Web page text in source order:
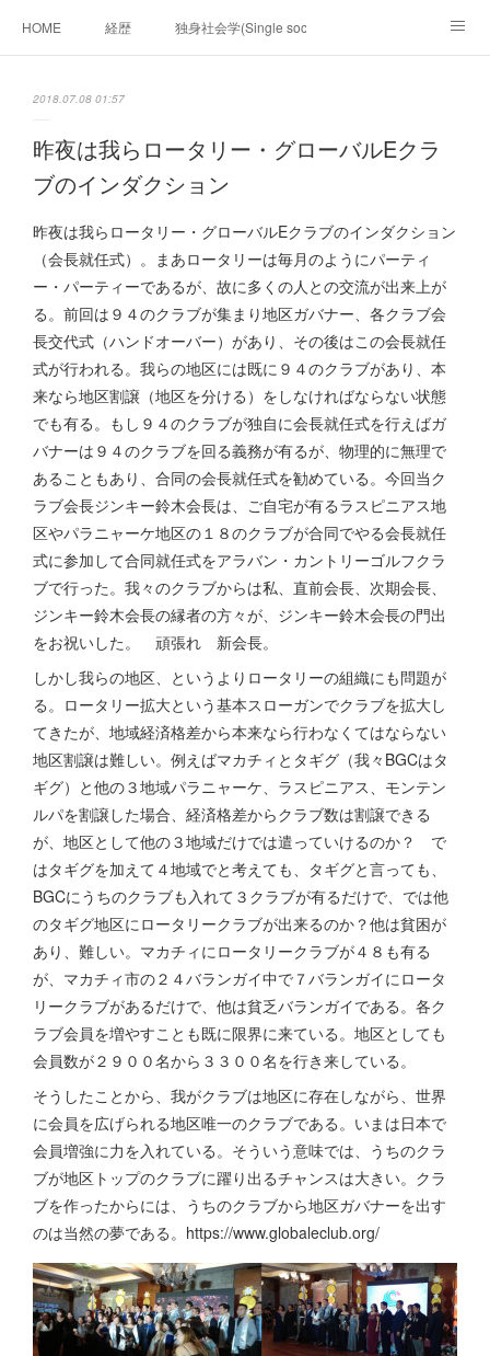
HOME 経歴 独身社会学(Single sociology)と高齢化社会学
移動出来て、工場で作る建物。未来２１００研究所
「心神の夢想２０２０」 フィリピンマンションは買うべきでは無い理由は全
海外生活の掟
フィリピンの問題点 フィリピンの歴史
フィリピン経済談義 ファッションを考える 漫画
未来２１００研究所他のアイデアマニラ男の手料理 総集編
https://globalclub.amebaownd.com/
2018.07.08 01:57
昨夜は我らロータリー・グローバルEクラ
ブのインダクション
昨夜は我らロータリー・グローバルEクラブのインダクション
（会長就任式）。まあロータリーは毎月のようにパーティ
ー・パーティーであるが、故に多くの人との交流が出来上が
る。前回は９４のクラブが集まり地区ガバナー、各クラブ会
長交代式（ハンドオーバー）があり、その後はこの会長就任
式が行われる。我らの地区には既に９４のクラブがあり、本
来なら地区割譲（地区を分ける）をしなければならない状態
でも有る。もし９４のクラブが独自に会長就任式を行えばガ
バナーは９４のクラブを回る義務が有るが、物理的に無理で
あることもあり、合同の会長就任式を勧めている。今回当ク
ラブ会長ジンキー鈴木会長は、ご自宅が有るラスピニアス地
区やパラニャーケ地区の１８のクラブが合同でやる会長就任
式に参加して合同就任式をアラバン・カントリーゴルフクラ
ブで行った。我々のクラブからは私、直前会長、次期会長、
ジンキー鈴木会長の縁者の方々が、ジンキー鈴木会長の門出
をお祝いした。 頑張れ 新会長。
しかし我らの地区、というよりロータリーの組織にも問題が
る。ロータリー拡大という基本スローガンでクラブを拡大し
てきたが、地域経済格差から本来なら行わなくてはならない
地区割譲は難しい。例えばマカチィとタギグ（我々BGCはタ
ギグ）と他の３地域パラニャーケ、ラスピニアス、モンテン
ルパを割譲した場合、経済格差からクラブ数は割譲できる
が、地区として他の３地域だけでは遣っていけるのか？ で
はタギグを加えて４地域でと考えても、タギグと言っても、
BGCにうちのクラブも入れて３クラブが有るだけで、では他
のタギグ地区にロータリークラブが出来るのか？他は貧困が
あり、難しい。マカチィにロータリークラブが４８も有る
が、マカチィ市の２４バランガイ中で７バランガイにロータ
リークラブがあるだけで、他は貧乏バランガイである。各ク
ラブ会員を増やすことも既に限界に来ている。地区としても
会員数が２９００名から３３００名を行き来している。
そうしたことから、我がクラブは地区に存在しながら、世界
に会員を広げられる地区唯一のクラブである。いまは日本で
会員増強に力を入れている。そういう意味では、うちのクラ
ブが地区トップのクラブに躍り出るチャンスは大きい。クラ
ブを作ったからには、うちのクラブから地区ガバナーを出す
のは当然の夢である。https://www.globaleclub.org/